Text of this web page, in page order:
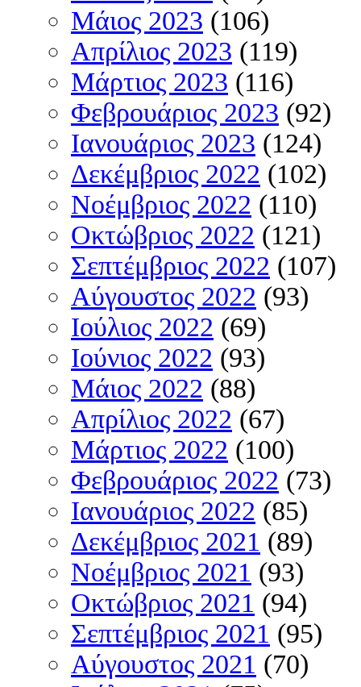
Μάιος 2023 (106)
Απρίλιος 2023 (119)
Μάρτιος 2023 (116)
Φεβρουάριος 2023 (92)
Ιανουάριος 2023 (124)
Δεκέμβριος 2022 (102)
Νοέμβριος 2022 (110)
Οκτώβριος 2022 (121)
Σεπτέμβριος 2022 (107)
Αύγουστος 2022 (93)
Ιούλιος 2022 (69)
Ιούνιος 2022 (93)
Μάιος 2022 (88)
Απρίλιος 2022 (67)
Μάρτιος 2022 (100)
Φεβρουάριος 2022 (73)
Ιανουάριος 2022 (85)
Δεκέμβριος 2021 (89)
Νοέμβριος 2021 (93)
Οκτώβριος 2021 (94)
Σεπτέμβριος 2021 (95)
Αύγουστος 2021 (70)